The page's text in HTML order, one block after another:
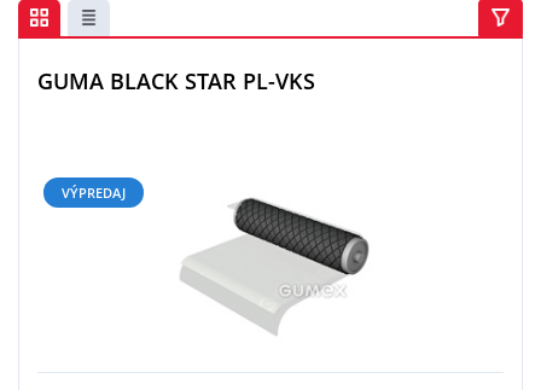
O nás a kariéra
GUMA BLACK STAR PL-VKS
VÝPREDAJ